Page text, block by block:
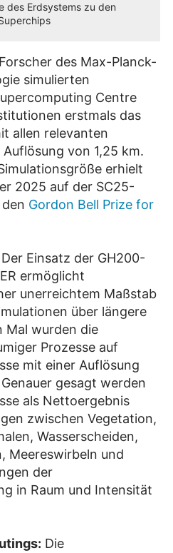
des Erdsystems zu den
Forscher des Max-Planck-
simulierten
Centre
erstmals das
allen relevanten
von 1,25 km.
erhielt
2025 auf der SC25-
Gordon Bell Prize for
Der Einsatz der GH200-
ermöglicht
unerreichtem Maßstab
über längere
Mal wurden die
Prozesse auf
mit einer Auflösung
gesagt werden
als Nettoergebnis
zwischen Vegetation,
Wasserscheiden,
Meereswirbeln und
der
in Raum und Intensität
Die